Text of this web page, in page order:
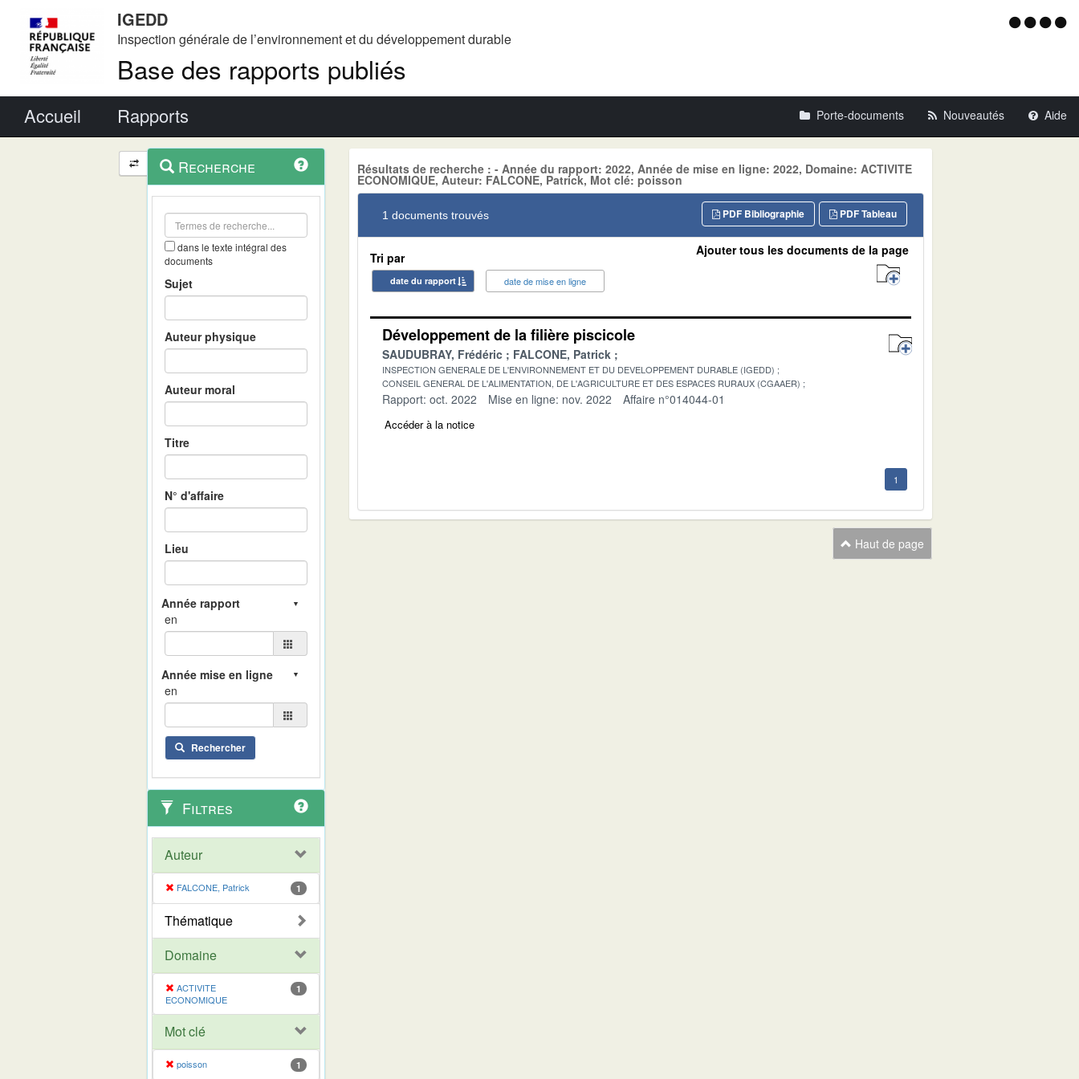
IGEDD
Inspection générale de l’environnement et du développement durable
Base des rapports publiés
Menu
Accueil Rapports Porte-documents Nouveautés Aide
Navigation
et
outils
contextuel
Recherche
dans le texte intégral des
documents
Sujet
Auteur physique
Auteur moral
Titre
N° d'affaire
Lieu
en
en
Rechercher
Filtres
Auteur
FALCONE, Patrick 1
Thématique
Domaine
ACTIVITE
ECONOMIQUE
1
Mot clé
poisson 1
Résultats de recherche : - Année du rapport: 2022, Année de mise en ligne: 2022, Domaine: ACTIVITE
ECONOMIQUE, Auteur: FALCONE, Patrick, Mot clé: poisson
1 documents trouvés PDF Tableau
PDF Bibliographie
Tri par
date du rapport date de mise en ligne
Ajouter tous les documents de la page
Développement de la filière piscicole
SAUDUBRAY, Frédéric FALCONE, Patrick
INSPECTION GENERALE DE L'ENVIRONNEMENT ET DU DEVELOPPEMENT DURABLE (IGEDD)
CONSEIL GENERAL DE L'ALIMENTATION, DE L'AGRICULTURE ET DES ESPACES RURAUX (CGAAER)
Rapport: oct. 2022 Mise en ligne: nov. 2022 Affaire n°014044-01
Accéder à la notice
1
Haut de page